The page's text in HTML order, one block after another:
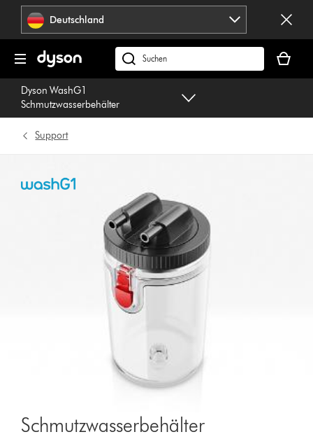
Navigation
überspringenDeutschland
dyson.de
durchsuchen
ist
Dyson WashG1
Schmutzwasserbehälter
Support
Schmutzwasserbehälter